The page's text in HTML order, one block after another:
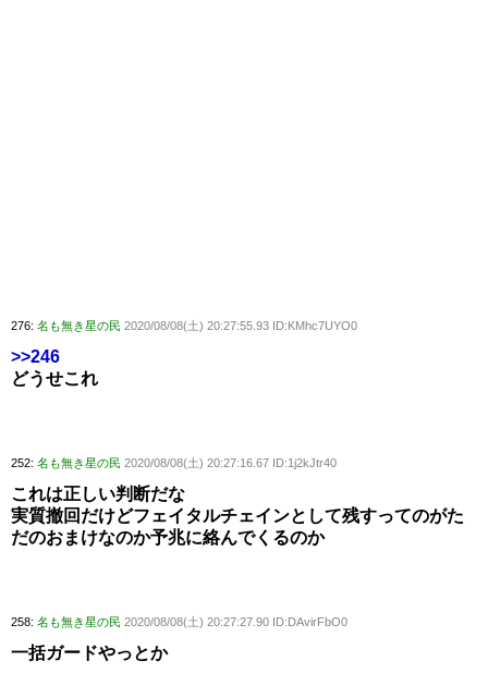
276: 名も無き星の民 2020/08/08(土) 20:27:55.93 ID:KMhc7UYO0
>>246
どうせこれ
252: 名も無き星の民 2020/08/08(土) 20:27:16.67 ID:1j2kJtr40
これは正しい判断だな
実質撤回だけどフェイタルチェインとして残すってのがた
だのおまけなのか予兆に絡んでくるのか
258: 名も無き星の民 2020/08/08(土) 20:27:27.90 ID:DAvirFbO0
一括ガードやっとか